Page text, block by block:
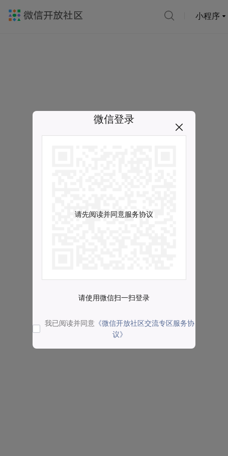
小程序
微信登录
请先阅读并同意服务协议
请使用微信扫一扫登录
我已阅读并同意 《微信开放社区交流专区服务协
议》